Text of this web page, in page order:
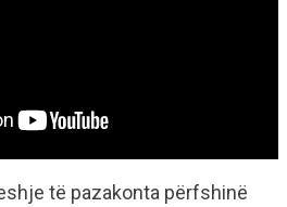
të pazakonta përfshinë